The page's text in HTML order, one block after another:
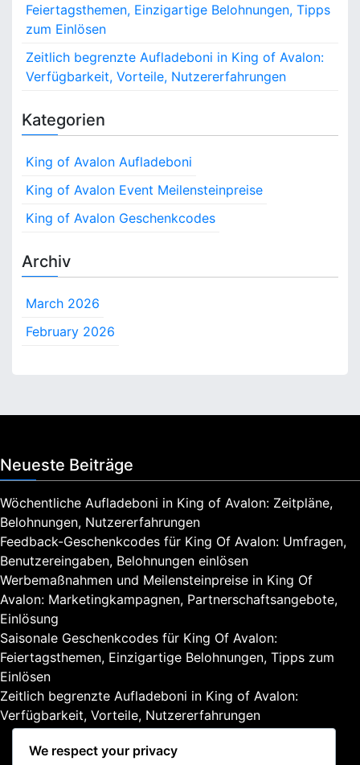
Feiertagsthemen, Einzigartige Belohnungen, Tipps
zum Einlösen
Zeitlich begrenzte Aufladeboni in King of Avalon:
Verfügbarkeit, Vorteile, Nutzererfahrungen
Kategorien
King of Avalon Aufladeboni
King of Avalon Event Meilensteinpreise
King of Avalon Geschenkcodes
Archiv
March 2026
February 2026
Neueste Beiträge
Wöchentliche Aufladeboni in King of Avalon: Zeitpläne,
Belohnungen, Nutzererfahrungen
Feedback-Geschenkcodes für King Of Avalon: Umfragen,
Benutzereingaben, Belohnungen einlösen
Werbemaßnahmen und Meilensteinpreise in King Of
Avalon: Marketingkampagnen, Partnerschaftsangebote,
Einlösung
Saisonale Geschenkcodes für King Of Avalon:
Feiertagsthemen, Einzigartige Belohnungen, Tipps zum
Einlösen
Zeitlich begrenzte Aufladeboni in King of Avalon:
Verfügbarkeit, Vorteile, Nutzererfahrungen
We respect your privacy